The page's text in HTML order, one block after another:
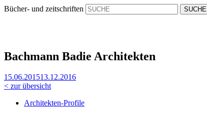
Bücher- und zeitschriften
Bachmann Badie Architekten
15.06.201513.12.2016
< zur übersicht
Architekten-Profile